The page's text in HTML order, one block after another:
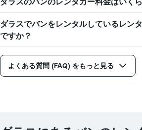
料
を
表
し
て
い
ま
カ
ー
会
社
表
し
て
ダラスでバンをレンタルしているレン
ですか？
よくある質問 (FAQ) をもっと見る